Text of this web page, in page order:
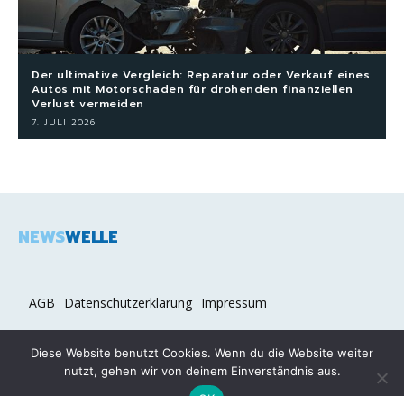
Der ultimative Vergleich: Reparatur oder Verkauf eines
Autos mit Motorschaden für drohenden finanziellen
Verlust vermeiden
7. JULI 2026
NEWSWELLE
AGB Datenschutzerklärung Impressum
2026 COPYRIGHT © NEWSWELLE.DE
Diese Website benutzt Cookies. Wenn du die Website weiter
nutzt, gehen wir von deinem Einverständnis aus.